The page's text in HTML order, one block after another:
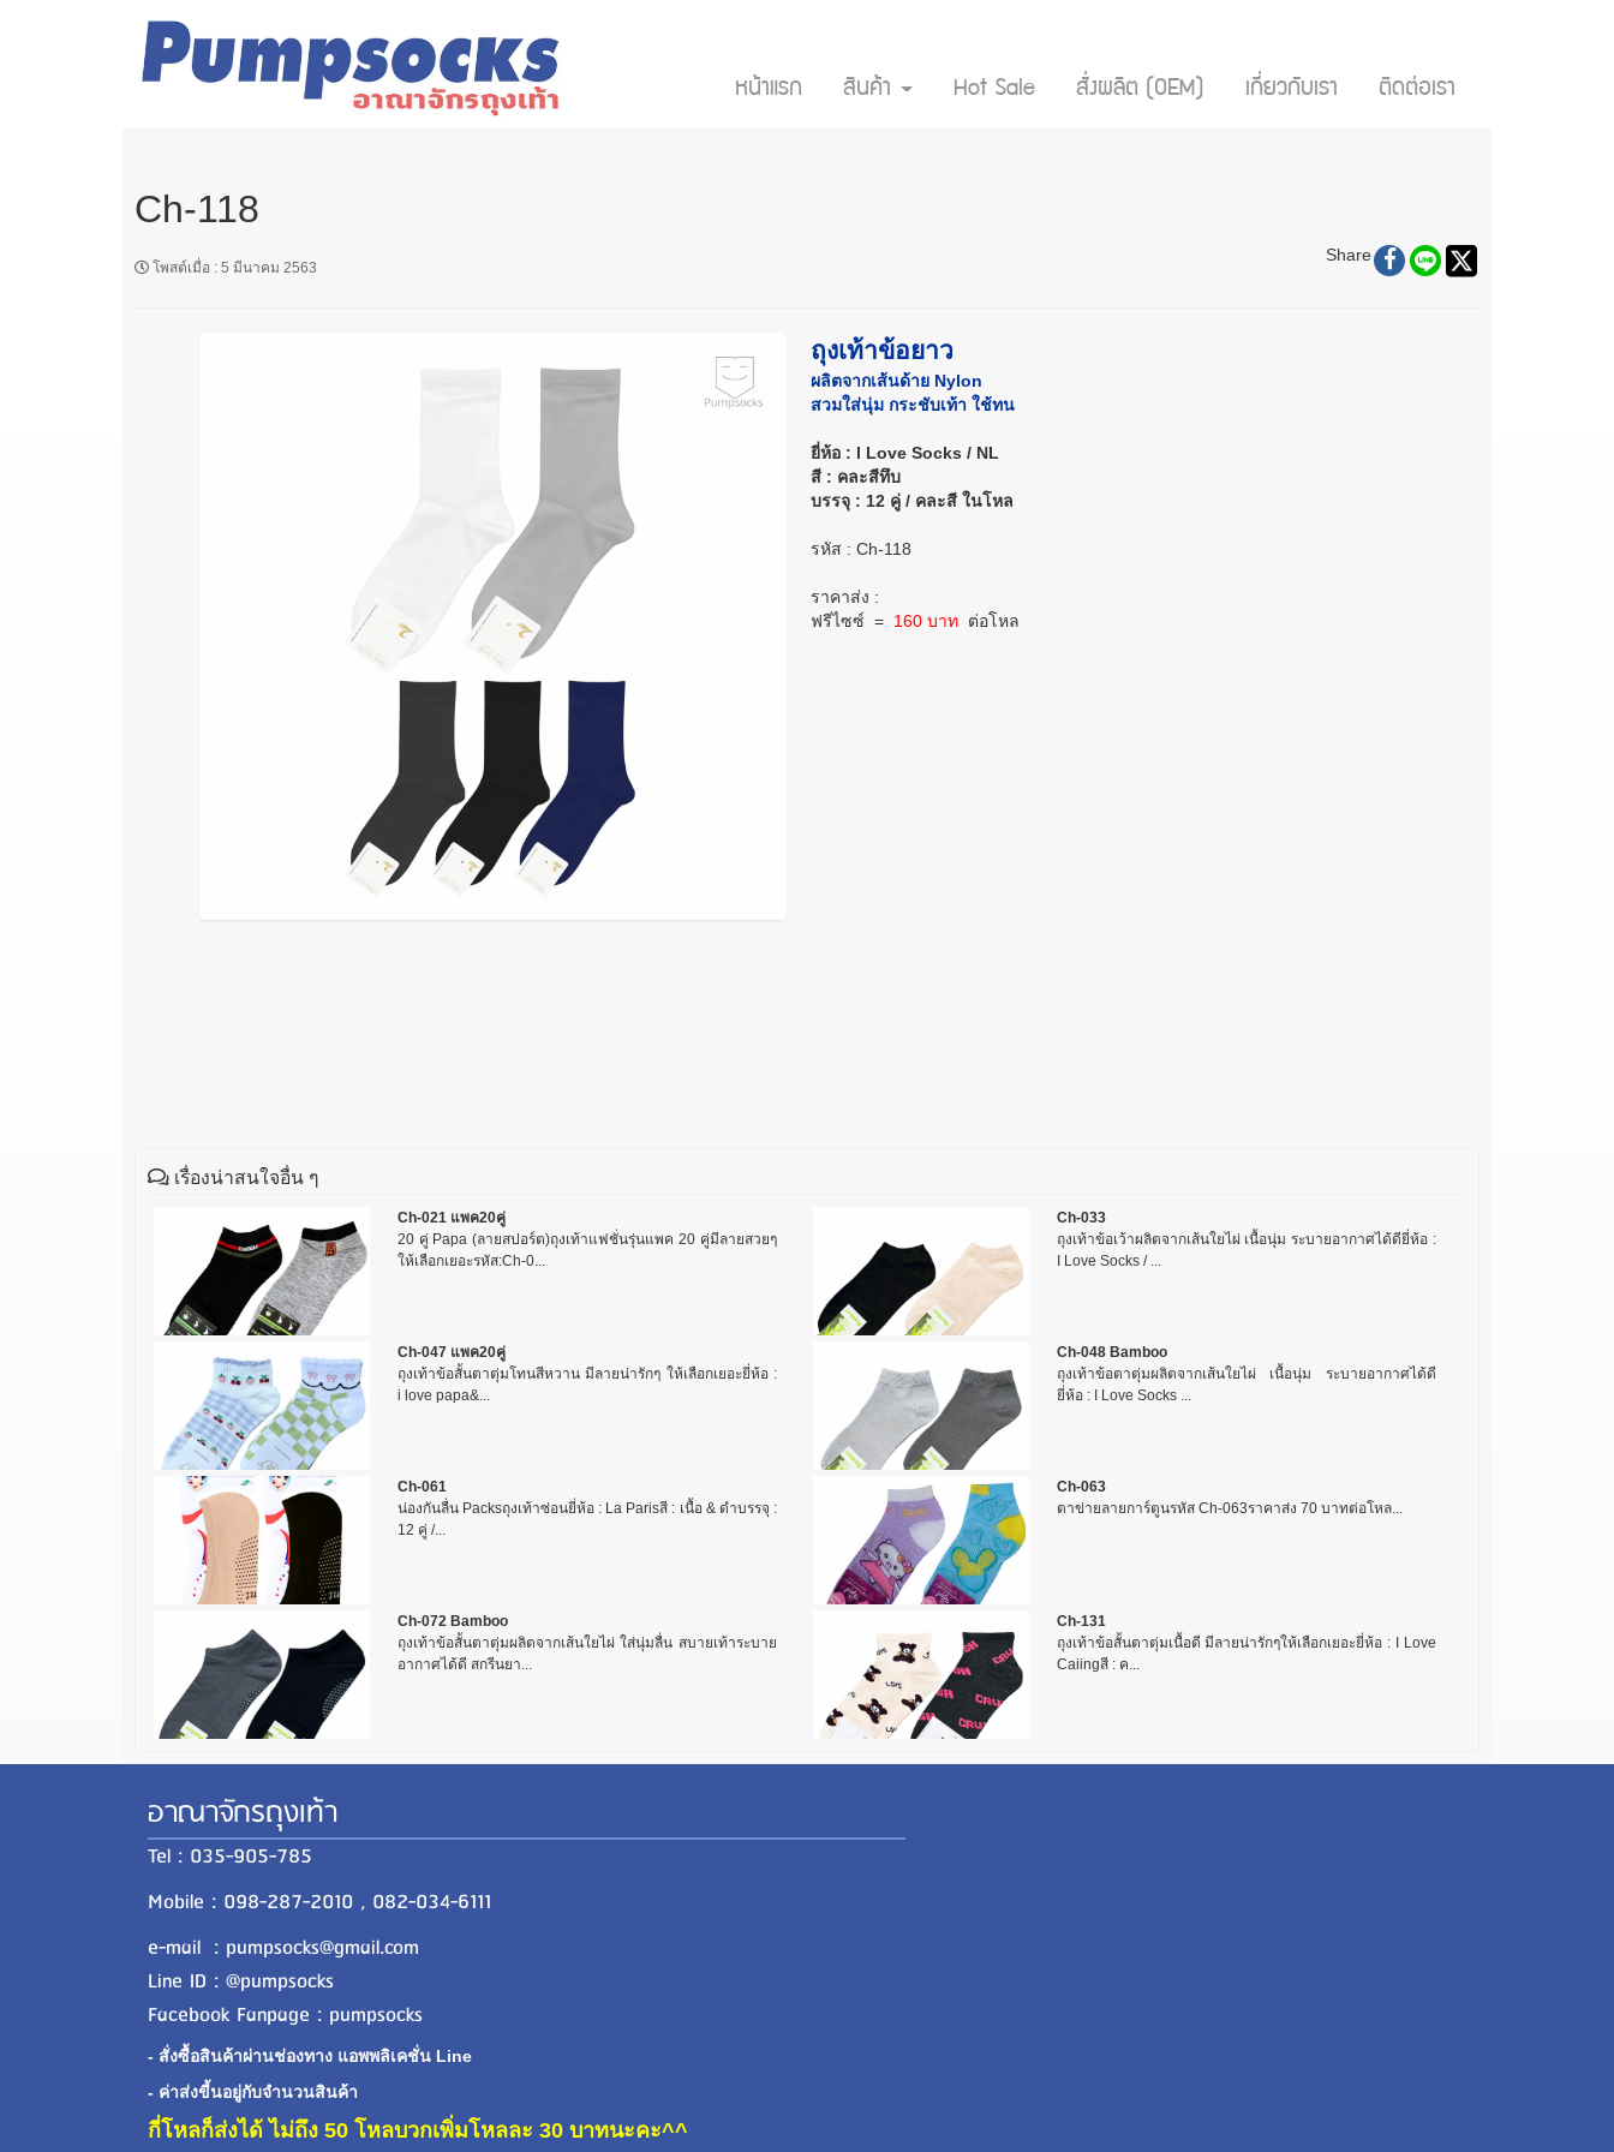
หน้าแรก สินค้า Hot Sale สั่งผลิต (OEM) เกี่ยวกับเรา ติดต่อเรา
Ch-118
โพสต์เมื่อ : 5 มีนาคม 2563
Share
ถุงเท้าข้อยาว
ผลิตจากเส้นด้าย Nylon
สวมใส่นุ่ม กระชับเท้า ใช้ทน
ยี่ห้อ : I Love Socks / NL
สี : คละสีทึบ
บรรจุ : 12 คู่ / คละสี ในโหล
รหัส : Ch-118
ราคาส่ง :
ฟรีไซซ์ = 160 บาท ต่อโหล
เรื่องน่าสนใจอื่น ๆ
Ch-021 แพค20คู่
20 คู่ Papa (ลายสปอร์ต)ถุงเท้าแฟชั่นรุ่นแพค 20 คู่มีลายสวยๆ
ให้เลือกเยอะรหัส:Ch-0...
Ch-033
ถุงเท้าข้อเว้าผลิตจากเส้นใยไผ่ เนื้อนุ่ม ระบายอากาศได้ดียี่ห้อ :
I Love Socks / ...
Ch-047 แพค20คู่
ถุงเท้าข้อสั้นตาตุ่มโทนสีหวาน มีลายน่ารักๆ ให้เลือกเยอะยี่ห้อ :
i love papa&...
Ch-048 Bamboo
ถุงเท้าข้อตาตุ่มผลิตจากเส้นใยไผ่ เนื้อนุ่ม ระบายอากาศได้ดี
ยี่ห้อ : I Love Socks ...
Ch-061
น่องกันลื่น Packsถุงเท้าซ่อนยี่ห้อ : La Parisสี : เนื้อ & ดำบรรจุ :
12 คู่ /...
Ch-063
ตาข่ายลายการ์ตูนรหัส Ch-063ราคาส่ง 70 บาทต่อโหล...
Ch-072 Bamboo
ถุงเท้าข้อสั้นตาตุ่มผลิตจากเส้นใยไผ่ ใส่นุ่มลื่น สบายเท้าระบาย
อากาศได้ดี สกรีนยา...
Ch-131
ถุงเท้าข้อสั้นตาตุ่มเนื้อดี มีลายน่ารักๆให้เลือกเยอะยี่ห้อ : I Love
Caiingสี : ค...
อาณาจักรถุงเท้า
Tel : 035-905-785
Mobile : 098-287-2010 , 082-034-6111
e-mail : pumpsocks@gmail.com
Line ID : @pumpsocks
Facebook Fanpage : pumpsocks
- สั่งซื้อสินค้าผ่านช่องทาง แอพพลิเคชั่น Line
- ค่าส่งขี้นอยู่กับจำนวนสินค้า
กี่โหลก็ส่งได้ ไม่ถึง 50 โหลบวกเพิ่มโหลละ 30 บาทนะคะ^^